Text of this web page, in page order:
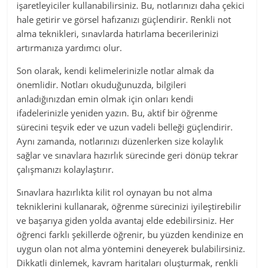
işaretleyiciler kullanabilirsiniz. Bu, notlarınızı daha çekici
hale getirir ve görsel hafızanızı güçlendirir. Renkli not
alma teknikleri, sınavlarda hatırlama becerilerinizi
artırmanıza yardımcı olur.
Son olarak, kendi kelimelerinizle notlar almak da
önemlidir. Notları okuduğunuzda, bilgileri
anladığınızdan emin olmak için onları kendi
ifadelerinizle yeniden yazın. Bu, aktif bir öğrenme
sürecini teşvik eder ve uzun vadeli belleği güçlendirir.
Aynı zamanda, notlarınızı düzenlerken size kolaylık
sağlar ve sınavlara hazırlık sürecinde geri dönüp tekrar
çalışmanızı kolaylaştırır.
Sınavlara hazırlıkta kilit rol oynayan bu not alma
tekniklerini kullanarak, öğrenme sürecinizi iyileştirebilir
ve başarıya giden yolda avantaj elde edebilirsiniz. Her
öğrenci farklı şekillerde öğrenir, bu yüzden kendinize en
uygun olan not alma yöntemini deneyerek bulabilirsiniz.
Dikkatli dinlemek, kavram haritaları oluşturmak, renkli